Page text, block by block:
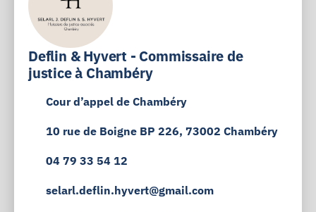
Deflin & Hyvert - Commissaire de
justice à Chambéry
Cour d’appel de Chambéry
10 rue de Boigne BP 226, 73002 Chambéry
04 79 33 54 12
selarl.deflin.hyvert@gmail.com